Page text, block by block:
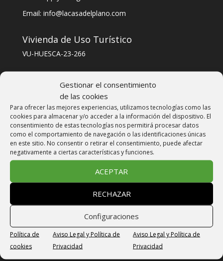
Gestionar el consentimiento
de las cookies
Para ofrecer las mejores experiencias, utilizamos tecnologías como las
cookies para almacenar y/o acceder a la información del dispositivo. El
consentimiento de estas tecnologías nos permitirá procesar datos
como el comportamiento de navegación o las identificaciones únicas
en este sitio. No consentir o retirar el consentimiento, puede afectar
negativamente a ciertas características y funciones.
ACEPTAR
RECHAZAR
Configuraciones
Política de
cookies
Aviso Legal y Política de
Privacidad
Aviso Legal y Política de
Privacidad
Email: info@lacasadelplano.com
Vivienda de Uso Turístico
VU-HUESCA-23-266
CODIGO ÚNICO ALOJAMIENTO
ESFCTU000022003000865657000000000000VU-
HUESCA-23-2664
Reservas
Reserva on line
INFO@LACASADELPLANO.COM
TELÉFONO: +34 606 30 30 40
FORMULARIO DE CONTACTO